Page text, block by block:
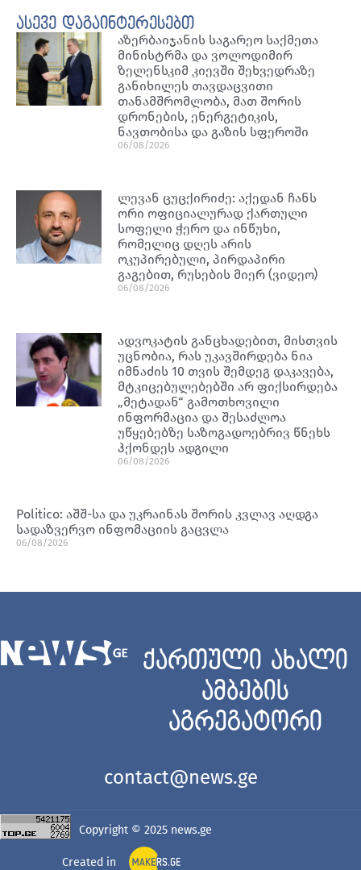
ასევე დაგაინტერესებთ
აზერბაიჯანის საგარეო საქმეთა
მინისტრმა და ვოლოდიმირ
ზელენსკიმ კიევში შეხვედრაზე
განიხილეს თავდაცვითი
თანამშრომლობა, მათ შორის
დრონების, ენერგეტიკის,
ნავთობისა და გაზის სფეროში
06/08/2026
ლევან ცუცქირიძე: აქედან ჩანს
ორი ოფიციალურად ქართული
სოფელი ჭერო და ინწუხი,
რომელიც დღეს არის
ოკუპირებული, პირდაპირი
გაგებით, რუსების მიერ (ვიდეო)
06/08/2026
ადვოკატის განცხადებით, მისთვის
უცნობია, რას უკავშირდება ნია
იმნაძის 10 თვის შემდეგ დაკავება,
მტკიცებულებებში არ ფიქსირდება
„მეტადან“ გამოთხოვილი
ინფორმაცია და შესაძლოა
უწყებებზე საზოგადოებრივ წნეხს
ჰქონდეს ადგილი
06/08/2026
Politico: აშშ-სა და უკრაინას შორის კვლავ აღდგა
სადაზვერვო ინფომაციის გაცვლა
06/08/2026
ქართული ახალი
ამბების
აგრეგატორი
contact@news.ge
Copyright © 2025 news.ge
Created in